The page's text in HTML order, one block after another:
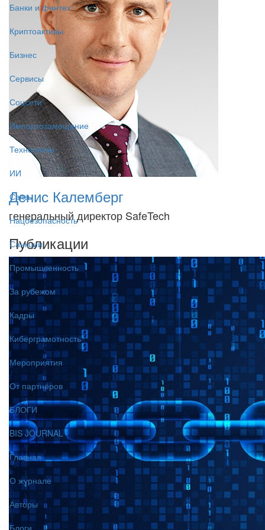
Банки и финтех
Криптоактивы
Бизнес
Сервисы
Соцсети
Импортозамещение
Технологии
ИИ
Связь
Нацбезопасность
Санкции
Промышленность
За рубежом
Кадры
Киберграмотность
Мероприятия
От партнёров
БЛОГИ
BIS JOURNAL
Главная
О журнале
Авторы
Блоги
Денис Калемберг
генеральный директор SafeTech
Публикации